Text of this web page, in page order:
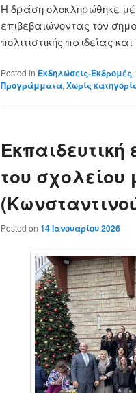
Η δράση ολοκληρώθηκε
επιβεβαιώνοντας τον
πολιτιστικής παιδείας
Posted in Εκδηλώσεις-Εκδρομές,
Προγράμματα, Χωρίς
του σχολείου
Posted on 14 Ιανουαρίου 2026